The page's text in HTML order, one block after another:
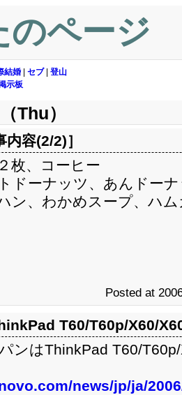
のページ
結婚 セブ| 登山
示板
Thu）
内容(2/2)］
枚、コーヒー
ドーナッツ、あんドー
ン、わかめスープ、ハ
Posted at
T60/T60p/X60/
ンはThinkPad T60/
news/jp/ja/